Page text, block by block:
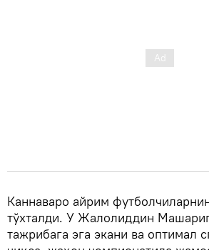
Каннаваро айрим
тўхталди. У Жалолиддин
тажрибага эга экани ва оптимал